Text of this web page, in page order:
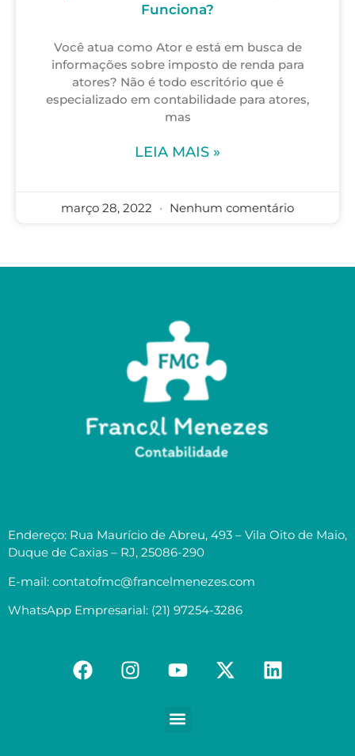
Funciona?
Você atua como Ator e está em busca de
informações sobre imposto de renda para
atores? Não é todo escritório que é
especializado em contabilidade para atores,
mas
LEIA MAIS »
março 28, 2022 Nenhum comentário
Endereço: Rua Maurício de Abreu, 493 – Vila Oito de Maio,
Duque de Caxias – RJ, 25086-290
E-mail: contatofmc@francelmenezes.com
WhatsApp Empresarial: (21) 97254-3286